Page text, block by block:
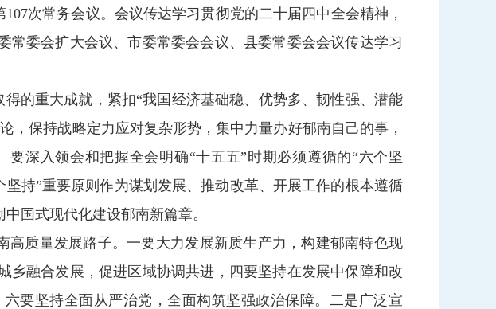
次常务会议。会议传达学习贯彻党的二十届四中全会精神，
委会扩大会议、市委常委会会议、县委常委会会议传达学习
的重大成就，紧扣“我国经济基础稳、优势多、韧性强、潜能
，保持战略定力应对复杂形势，集中力量办好郁南自己的事，
深入领会和把握全会明确“十五五”时期必须遵循的“六个坚
持”重要原则作为谋划发展、推动改革、开展工作的根本遵循
国式现代化建设郁南新篇章。
质量发展路子。一要大力发展新质生产力，构建郁南特色现
融合发展，促进区域协调共进，四要坚持在发展中保障和改
要坚持全面从严治党，全面构筑坚强政治保障。二是广泛宣